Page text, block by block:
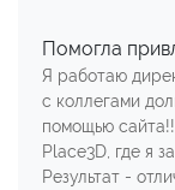
Помогла
Я работаю
с коллегами
помощью
Place3D, где я
Результат -